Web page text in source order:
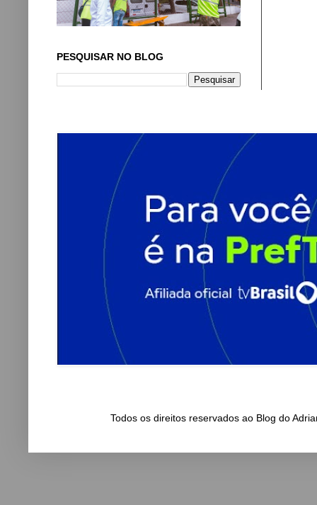
PESQUISAR NO BLOG
Todos os direitos reservados ao Blog do